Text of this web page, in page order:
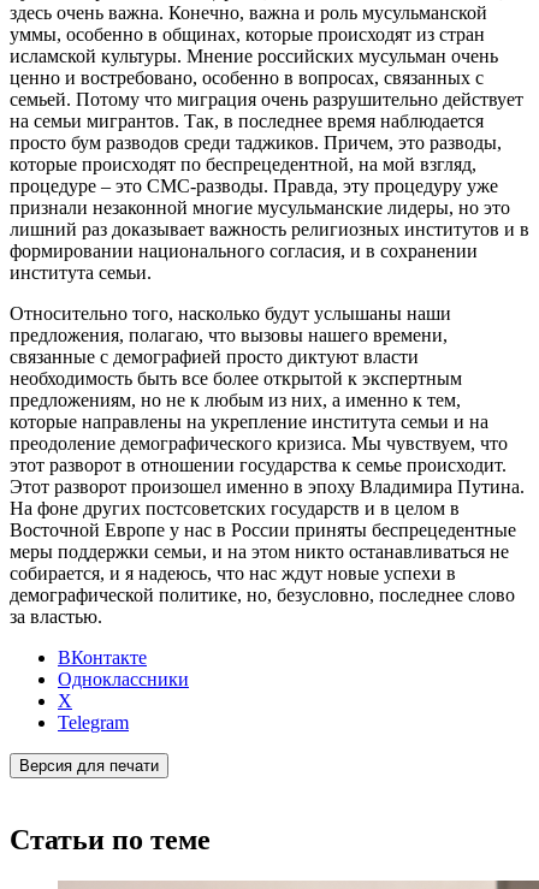
здесь очень важна. Конечно, важна и роль мусульманской
уммы, особенно в общинах, которые происходят из стран
исламской культуры. Мнение российских мусульман очень
ценно и востребовано, особенно в вопросах, связанных с
семьей. Потому что миграция очень разрушительно действует
на семьи мигрантов. Так, в последнее время наблюдается
просто бум разводов среди таджиков. Причем, это разводы,
которые происходят по беспрецедентной, на мой взгляд,
процедуре – это СМС-разводы. Правда, эту процедуру уже
признали незаконной многие мусульманские лидеры, но это
лишний раз доказывает важность религиозных институтов и в
формировании национального согласия, и в сохранении
института семьи.
Относительно того, насколько будут услышаны наши
предложения, полагаю, что вызовы нашего времени,
связанные с демографией просто диктуют власти
необходимость быть все более открытой к экспертным
предложениям, но не к любым из них, а именно к тем,
которые направлены на укрепление института семьи и на
преодоление демографического кризиса. Мы чувствуем, что
этот разворот в отношении государства к семье происходит.
Этот разворот произошел именно в эпоху Владимира Путина.
На фоне других постсоветских государств и в целом в
Восточной Европе у нас в России приняты беспрецедентные
меры поддержки семьи, и на этом никто останавливаться не
собирается, и я надеюсь, что нас ждут новые успехи в
демографической политике, но, безусловно, последнее слово
за властью.
ВКонтакте
Одноклассники
X
Telegram
Версия для печати
Статьи по теме